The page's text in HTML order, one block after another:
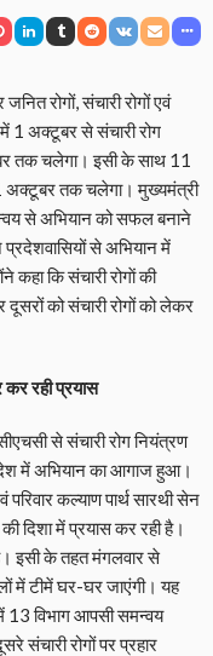
रोगों, संचारी रोगों एवं
1 अक्टूबर से संचारी रोग
तक चलेगा। इसी के साथ 11
अक्टूबर तक चलेगा। मुख्यमंत्री
से अभियान को सफल बनाने
प्रदेशवासियों से अभियान में
कि संचारी रोगाें की
को संचारी रोगों को लेकर
कर रही प्रयास
से संचारी रोग नियंत्रण
में अभियान का आगाज हुआ।
कल्याण पार्थ सारथी सेन
दिशा में प्रयास कर रही है।
इसी के तहत मंगलवार से
में टीमें घर-घर जाएंगी। यह
13 विभाग आपसी समन्वय
संचारी रोगों पर प्रहार